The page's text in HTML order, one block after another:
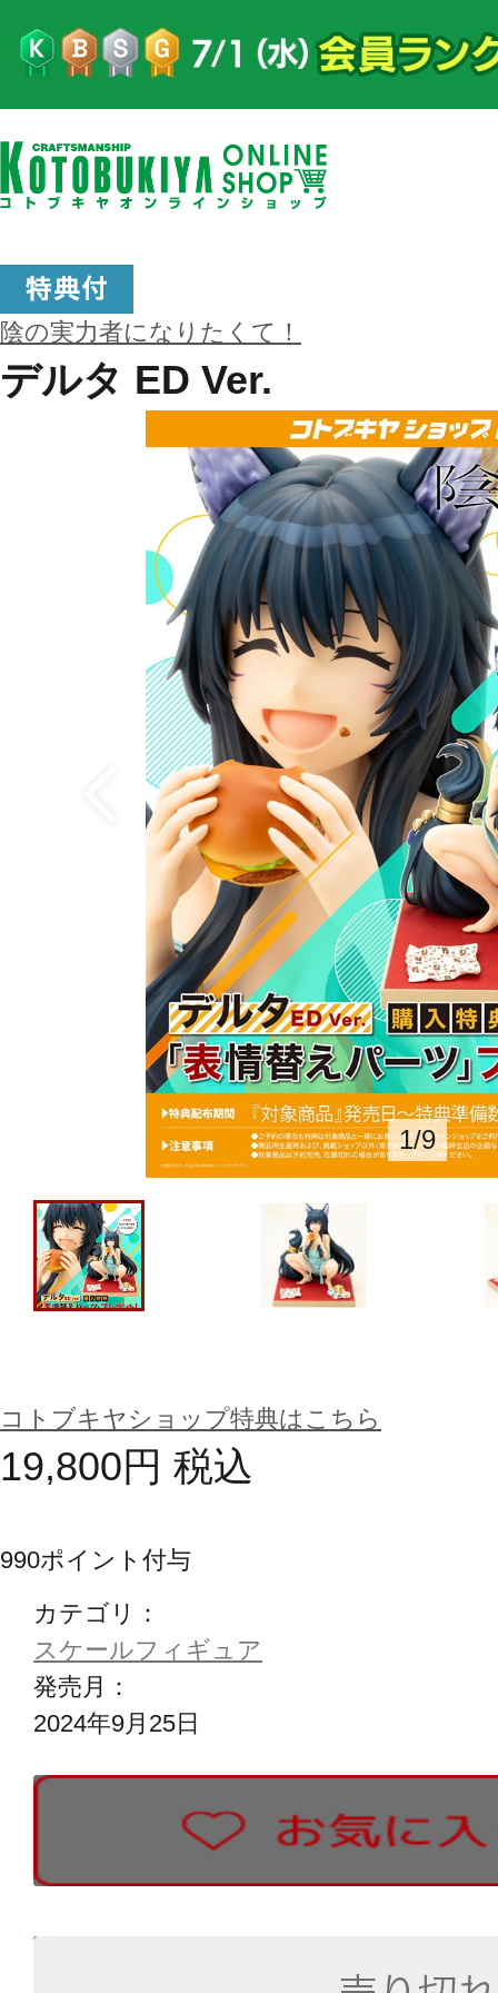
陰の実力者になりたくて！
デルタ ED Ver.
1/9
コトブキヤショップ特典はこちら
19,800円 税込
990ポイント付与
カテゴリ：
スケールフィギュア
発売月：
2024年9月25日